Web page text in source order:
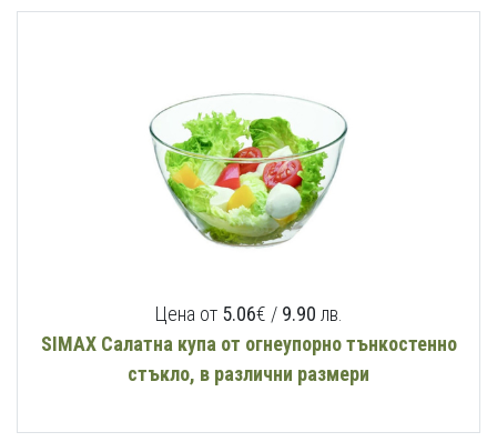
Цена от 5.06€ / 9.90 лв.
SIMAX Салатна купа от огнеупорно тънкостенно
стъкло, в различни размери